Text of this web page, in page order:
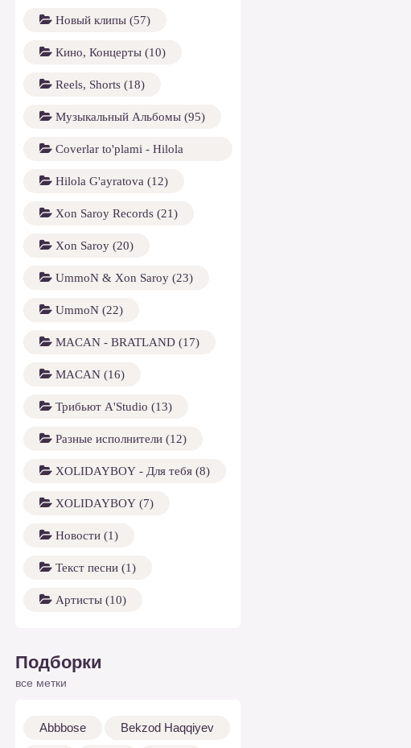
Новый клипы (57)
Кино, Концерты (10)
Reels, Shorts (18)
Музыкальный Альбомы (95)
Coverlar to'plami - Hilola
G'ayratova (13)
Hilola G'ayratova (12)
Xon Saroy Records (21)
Xon Saroy (20)
UmmoN & Xon Saroy (23)
UmmoN (22)
MACAN - BRATLAND (17)
MACAN (16)
Трибьют A'Studio (13)
Разные исполнители (12)
XOLIDAYBOY - Для тебя (8)
XOLIDAYBOY (7)
Новости (1)
Текст песни (1)
Артисты (10)
Подборки
все метки
Abbbose Bekzod Haqqiyev